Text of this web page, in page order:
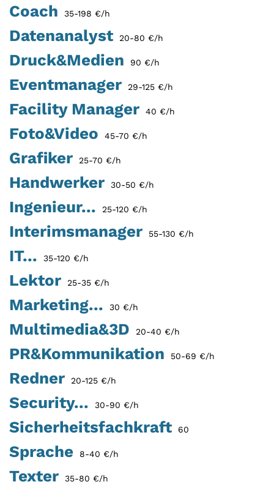
Coach 35-198 €/h
Datenanalyst 20-80 €/h
Druck&Medien 90 €/h
Eventmanager 29-125 €/h
Facility Manager 40 €/h
Foto&Video 45-70 €/h
Grafiker 25-70 €/h
Handwerker 30-50 €/h
Ingenieur... 25-120 €/h
Interimsmanager 55-130 €/h
IT... 35-120 €/h
Lektor 25-35 €/h
Marketing... 30 €/h
Multimedia&3D 20-40 €/h
PR&Kommunikation 50-69 €/h
Redner 20-125 €/h
Security... 30-90 €/h
Sicherheitsfachkraft 60
Sprache 8-40 €/h
Texter 35-80 €/h